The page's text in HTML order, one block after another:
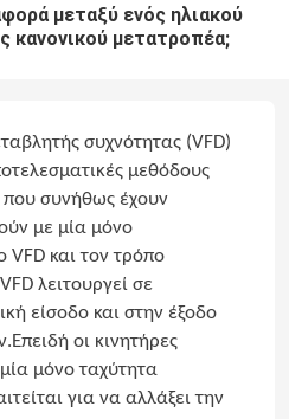
μεταξύ ενός ηλιακού
κανονικού μετατροπέα;
συχνότητας (VFD)
μεθόδους
που συνήθως έχουν
με μία μόνο
και τον τρόπο
λειτουργεί σε
είσοδο και στην έξοδο
οι κινητήρες
μόνο ταχύτητα
για να αλλάξει την